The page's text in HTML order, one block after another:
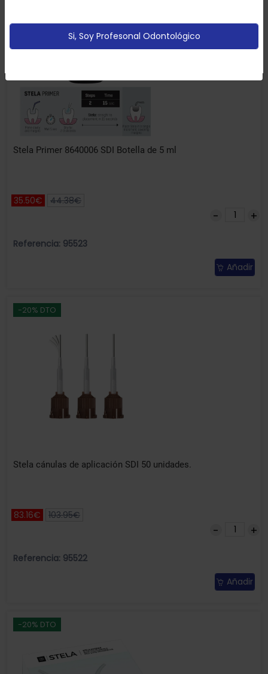
Stela Primer 8640006 SDI Botella de 5 ml
35.50€ 44.38€
Referencia: 95523
Añadir
-20% DTO
Stela cánulas de aplicación SDI 50 unidades.
83.16€ 103.95€
Referencia: 95522
Añadir
-20% DTO
páginas vistitadas).Política de cookies
Si, Soy Profesonal Odontológico